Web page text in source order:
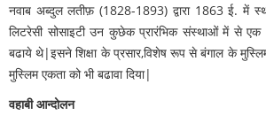
नवाब अब्दुल लतीफ़ (1828-1893) द्वारा 1863 ई. में
लिटरेसी सोसाइटी उन कुछेक प्रारंभिक संस्थाओं में से
बढाये थे|इसने शिक्षा के प्रसार,विशेष रूप से बंगाल के
मुस्लिम एकता को भी बढावा दिया|
वहाबी आन्दोलन